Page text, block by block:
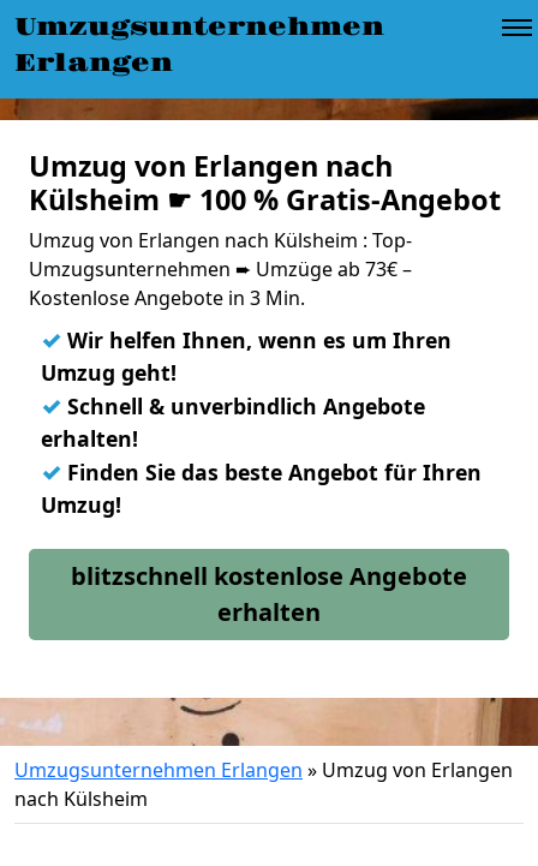
Umzugsunternehmen
Erlangen
Umzug von Erlangen nach
Külsheim ☛ 100 % Gratis-Angebot
Umzug von Erlangen nach Külsheim : Top-
Umzugsunternehmen ➨ Umzüge ab 73€ –
Kostenlose Angebote in 3 Min.
✓ Wir helfen Ihnen, wenn es um Ihren
Umzug geht!
✓ Schnell & unverbindlich Angebote
erhalten!
✓ Finden Sie das beste Angebot für Ihren
Umzug!
blitzschnell kostenlose Angebote
erhalten
Umzugsunternehmen Erlangen » Umzug von Erlangen
nach Külsheim